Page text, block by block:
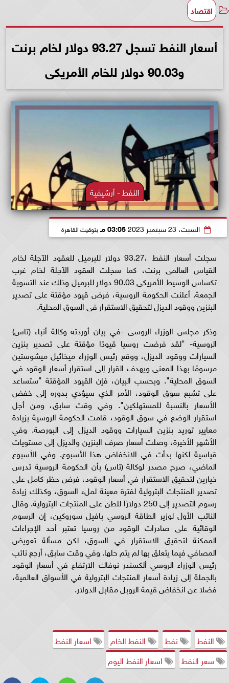
اقتصاد
أسعار النفط تسجل 93.27 دولار لخام برنت
و90.03 دولار للخام الأمريكى
النفط - أرشيفية
السبت، 23 سبتمبر 2023 03:05 مـ بتوقيت القاهرة
سجلت أسعار النفط ،93.27 دولار للبرميل للعقود الآجلة لخام
القياس العالمى برنت، كما سجلت العقود الآجلة لخام غرب
تكساس الوسيط الأمريكى 90.03 دولار للبرميل وذلك عند التسوية
الجمعة. أعلنت الحكومة الروسية، فرض قيود مؤقتة على تصدير
البنزين ووقود الديزل لتحقيق الاستقرار فى السوق المحلية.
وذكر مجلس الوزراء الروسى -في بيان أوردته وكالة أنباء (تاس)
الروسية- "لقد فرضت روسيا قيودًا مؤقتة على تصدير بنزين
السيارات ووقود الديزل، ووقع رئيس الوزراء ميخائيل ميشوستين
مرسومًا بهذا المعنى ويهدف القرار إلى استقرار أسعار الوقود في
السوق المحلية". وبحسب البيان، فإن القيود المؤقتة "ستساعد
على تشبع سوق الوقود، الأمر الذي سيؤدي بدوره إلى خفض
الأسعار بالنسبة للمستهلكين". وفي وقت سابق، ومن أجل
استقرار الوضع في سوق الوقود، قامت الحكومة الروسية بزيادة
معايير توريد بنزين السيارات ووقود الديزل إلى البورصة. وفي
الأشهر الأخيرة، وصلت أسعار صرف البنزين والديزل إلى مستويات
قياسية لكنها بدأت في الانخفاض هذا الأسبوع. وفي الأسبوع
الماضي، صرح مصدر لوكالة (تاس) بأن الحكومة الروسية تدرس
خيارين لتحقيق الاستقرار في أسعار الوقود، فرض حظر كامل على
تصدير المنتجات البترولية لفترة معينة لملء السوق، وكذلك زيادة
رسوم التصدير إلى 250 دولارًا للطن على المنتجات البترولية. وقال
النائب الأول لوزير الطاقة الروسي بافيل سوروكين، إن الرسوم
الوقائية على صادرات الوقود من روسيا تعتبر أحد الإجراءات
الممكنة لتحقيق الاستقرار في السوق، لكن مسألة تعويض
المصافي فيما يتعلق بها لم يتم حلها. وفي وقت سابق، أرجع نائب
رئيس الوزراء الروسي ألكسندر نوفاك الارتفاع في أسعار الوقود
بالجملة إلى زيادة أسعار المنتجات البترولية في الأسواق العالمية،
فضلا عن انخفاض قيمة الروبل مقابل الدولار.
النفط نفط النفط الخام
اسعار النفط
سعر النفط
اسعار النفط اليوم